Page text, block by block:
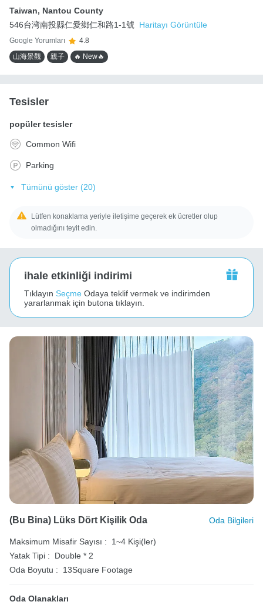
Taiwan, Nantou County
546台湾南投縣仁愛鄉仁和路1-1號
Haritayı Görüntüle
Google Yorumları
4.8
山海景觀
親子 🔥 New🔥
Tesisler
popüler tesisler
Common Wifi
Parking
Tümünü göster (20)
Lütfen konaklama yeriyle iletişime geçerek ek ücretler olup
olmadığını teyit edin.
ihale etkinliği indirimi
Tıklayın Seçme Odaya teklif vermek ve indirimden
yararlanmak için butona tıklayın.
(Bu Bina) Lüks Dört Kişilik Oda Oda Bilgileri
Maksimum Misafir Sayısı :
1~4 Kişi(ler)
Yatak Tipi :
Double * 2
Oda Boyutu :
13Square Footage
Oda Olanakları